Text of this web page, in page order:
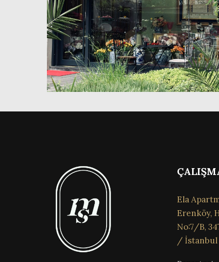
Ela
Erenköy,
No:7/B,
/ İstanbul